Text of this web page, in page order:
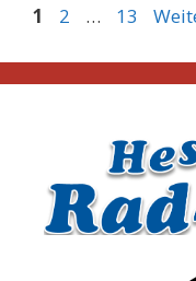
Seite
1 Seite
2 … Seite
13